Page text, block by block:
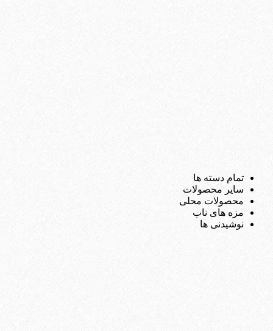
تمام دسته ها
سایر محصولات
محصولات محلی
مزه های ناب
نوشیدنی ها